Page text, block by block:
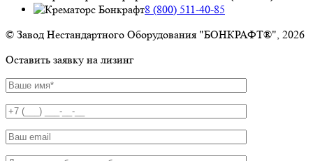
8 (800) 511-40-85
© Завод Нестандартного Оборудования "БОНКРАФТ®", 2026
Оставить заявку на лизинг